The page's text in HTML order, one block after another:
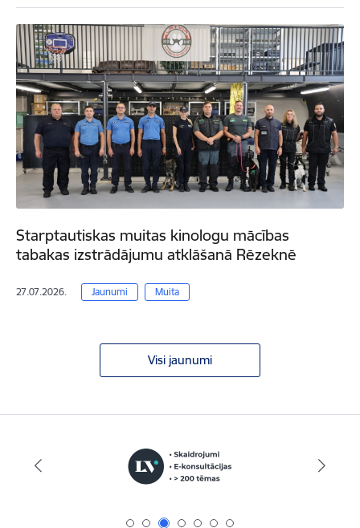
Starptautiskas muitas kinologu mācības
tabakas izstrādājumu atklāšanā Rēzeknē
27.07.2026. Jaunumi Muita
Visi jaunumi